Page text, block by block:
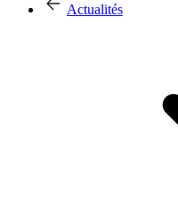
Actualités